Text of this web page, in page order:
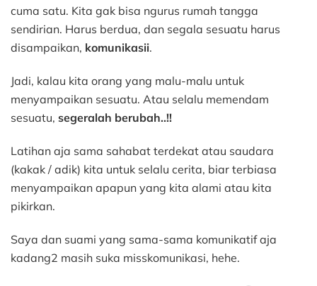
cuma satu. Kita gak bisa ngurus rumah tangga
sendirian. Harus berdua, dan segala sesuatu harus
disampaikan, komunikasii.
Jadi, kalau kita orang yang malu-malu untuk
menyampaikan sesuatu. Atau selalu memendam
sesuatu, segeralah berubah..!!
Latihan aja sama sahabat terdekat atau saudara
(kakak / adik) kita untuk selalu cerita, biar terbiasa
menyampaikan apapun yang kita alami atau kita
pikirkan.
Saya dan suami yang sama-sama komunikatif aja
kadang2 masih suka misskomunikasi, hehe.